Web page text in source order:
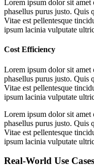
Lorem ipsum dolor sit amet
phasellus purus justo. Quis
Vitae est pellentesque
ipsum lacinia vulputate
Cost Efficiency
Lorem ipsum dolor sit amet
phasellus purus justo. Quis
Vitae est pellentesque
ipsum lacinia vulputate
Lorem ipsum dolor sit amet
phasellus purus justo. Quis
Vitae est pellentesque
ipsum lacinia vulputate
Real-World Use Cases